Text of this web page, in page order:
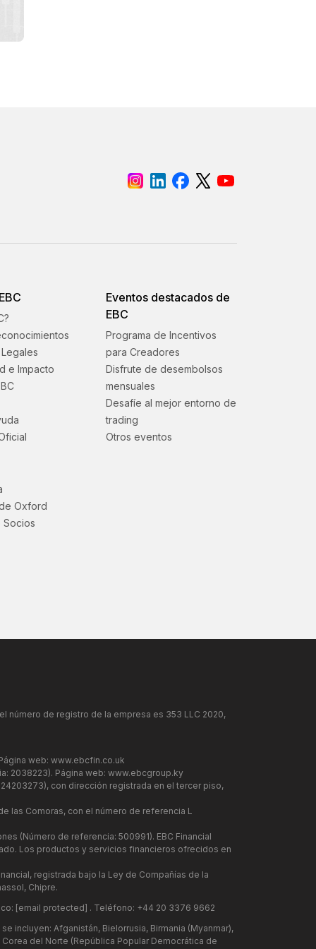
e Impacto
Oxford
Socios
Eventos destacados de
EBC
Programa de Incentivos
para Creadores
Disfrute de desembolsos
mensuales
Desafíe al mejor entorno de
trading
Otros eventos
número de registro de la empresa es 353 LLC 2020,
web: www.ebcfin.co.uk
2038223). Página web: www.ebcgroup.ky
con dirección registrada en el tercer piso,
las Comoras, con el número de referencia L
(Número de referencia: 500991). EBC Financial
Los productos y servicios financieros ofrecidos en
registrada bajo la Ley de Compañías de la
Chipre.
[email protected] . Teléfono: +44 20 3376 9662
incluyen: Afganistán, Bielorrusia, Birmania (Myanmar),
del Norte (República Popular Democrática de